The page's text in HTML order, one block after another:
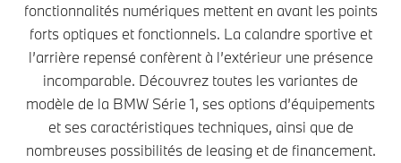
fonctionnalités numériques mettent en avant les points
forts optiques et fonctionnels. La calandre sportive et
l’arrière repensé confèrent à l’extérieur une présence
incomparable. Découvrez toutes les variantes de
modèle de la BMW Série 1, ses options d’équipements
et ses caractéristiques techniques, ainsi que de
nombreuses possibilités de leasing et de financement.